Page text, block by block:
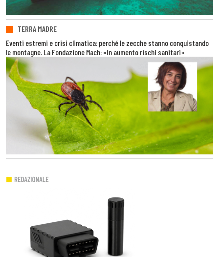
TERRA MADRE
Eventi estremi e crisi climatica: perché le zecche stanno conquistando
le montagne. La Fondazione Mach: «In aumento rischi sanitari»